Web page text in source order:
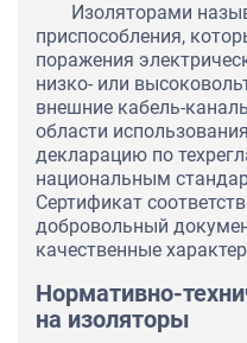
Изоляторами
приспособления,
поражения
низко- или
внешние кабель-
области
декларацию по
национальным
Сертификат
добровольный
качественные
Нормативно-
на изоляторы